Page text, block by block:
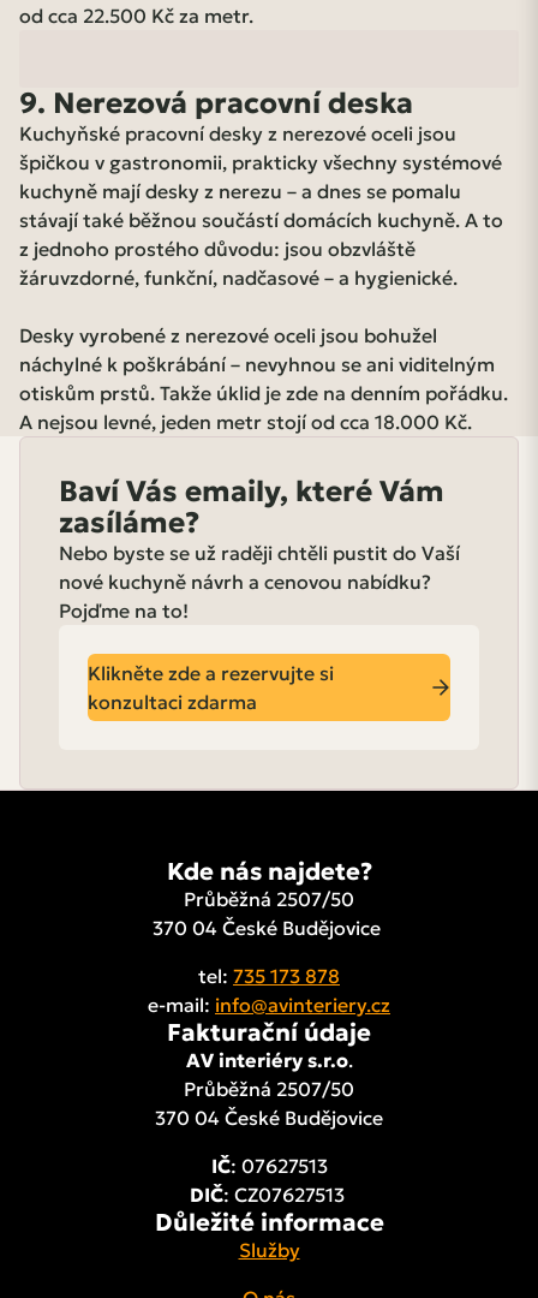
od cca 22.500 Kč za metr.
9. Nerezová pracovní deska
Kuchyňské pracovní desky z nerezové oceli jsou
špičkou v gastronomii, prakticky všechny systémové
kuchyně mají desky z nerezu – a dnes se pomalu
stávají také běžnou součástí domácích kuchyně. A to
z jednoho prostého důvodu: jsou obzvláště
žáruvzdorné, funkční, nadčasové – a hygienické.
Desky vyrobené z nerezové oceli jsou bohužel
náchylné k poškrábání – nevyhnou se ani viditelným
otiskům prstů. Takže úklid je zde na denním pořádku.
A nejsou levné, jeden metr stojí od cca 18.000 Kč.
Baví Vás emaily, které Vám
zasíláme?
Nebo byste se už raději chtěli pustit do Vaší
nové kuchyně návrh a cenovou nabídku?
Pojďme na to!
Klikněte zde a rezervujte si
konzultaci zdarma
Kde nás najdete?
Průběžná 2507/50
370 04 České Budějovice
tel: 735 173 878
e-mail: info@avinteriery.cz
Fakturační údaje
AV interiéry s.r.o.
Průběžná 2507/50
370 04 České Budějovice
IČ: 07627513
DIČ: CZ07627513
Důležité informace
Služby